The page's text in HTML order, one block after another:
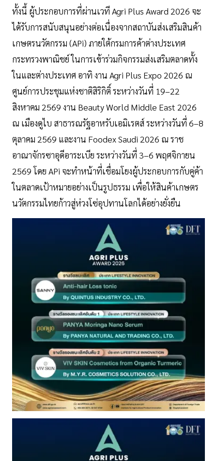
ทั้งนี้ ผู้ประกอบการที่ผ่านเวที Agri Plus Award 2026 จะ
ได้รับการสนับสนุนอย่างต่อเนื่องจากสถาบันส่งเสริมสินค้า
เกษตรนวัตกรรม (APi) ภายใต้กรมการค้าต่างประเทศ
กระทรวงพาณิชย์ ในการเข้าร่วมกิจกรรมส่งเสริมตลาดทั้ง
ในและต่างประเทศ อาทิ งาน Agri Plus Expo 2026 ณ
ศูนย์การประชุมแห่งชาติสิริกิติ์ ระหว่างวันที่ 19–22
สิงหาคม 2569 งาน Beauty World Middle East 2026
ณ เมืองดูไบ สาธารณรัฐอาหรับเอมิเรตส์ ระหว่างวันที่ 6–8
ตุลาคม 2569 และงาน Foodex Saudi 2026 ณ ราช
อาณาจักรซาอุดีอาระเบีย ระหว่างวันที่ 3–6 พฤศจิกายน
2569 โดย APi จะทำหน้าที่เชื่อมโยงผู้ประกอบการกับคู่ค้า
ในตลาดเป้าหมายอย่างเป็นรูปธรรม เพื่อให้สินค้าเกษตร
นวัตกรรมไทยก้าวสู่ห่วงโซ่อุปทานโลกได้อย่างยั่งยืน